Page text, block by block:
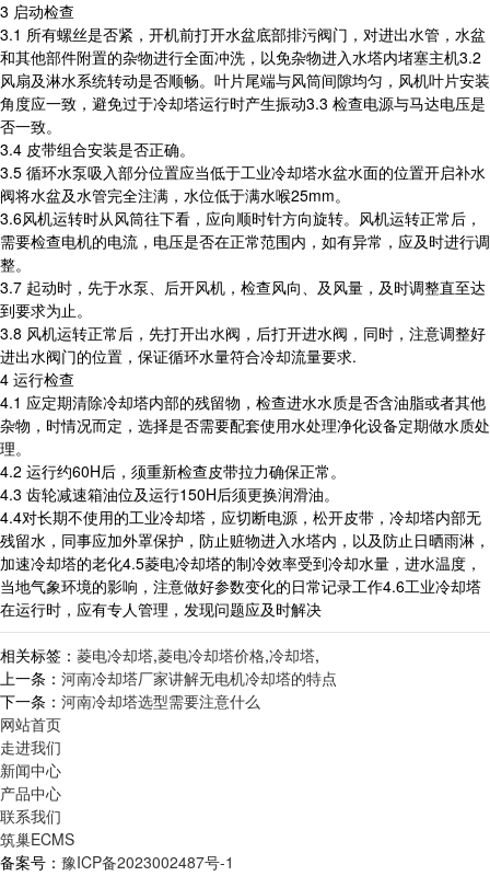
3 启动检查
3.1 所有螺丝是否紧，开机前打开水盆底部排污阀门，对进出水管，水盆
和其他部件附置的杂物进行全面冲洗，以免杂物进入水塔内堵塞主机3.2
风扇及淋水系统转动是否顺畅。叶片尾端与风筒间隙均匀，风机叶片安装
角度应一致，避免过于冷却塔运行时产生振动3.3 检查电源与马达电压是
否一致。
3.4 皮带组合安装是否正确。
3.5 循环水泵吸入部分位置应当低于工业冷却塔水盆水面的位置开启补水
阀将水盆及水管完全注满，水位低于满水喉25mm。
3.6风机运转时从风筒往下看，应向顺时针方向旋转。风机运转正常后，
需要检查电机的电流，电压是否在正常范围内，如有异常，应及时进行调
整。
3.7 起动时，先于水泵、后开风机，检查风向、及风量，及时调整直至达
到要求为止。
3.8 风机运转正常后，先打开出水阀，后打开进水阀，同时，注意调整好
进出水阀门的位置，保证循环水量符合冷却流量要求.
4 运行检查
4.1 应定期清除冷却塔内部的残留物，检查进水水质是否含油脂或者其他
杂物，时情况而定，选择是否需要配套使用水处理净化设备定期做水质处
理。
4.2 运行约60H后，须重新检查皮带拉力确保正常。
4.3 齿轮减速箱油位及运行150H后须更换润滑油。
4.4对长期不使用的工业冷却塔，应切断电源，松开皮带，冷却塔内部无
残留水，同事应加外罩保护，防止赃物进入水塔内，以及防止日晒雨淋，
加速冷却塔的老化4.5菱电冷却塔的制冷效率受到冷却水量，进水温度，
当地气象环境的影响，注意做好参数变化的日常记录工作4.6工业冷却塔
在运行时，应有专人管理，发现问题应及时解决
相关标签： 菱电冷却塔,菱电冷却塔价格,冷却塔,
上一条： 河南冷却塔厂家讲解无电机冷却塔的特点
下一条： 河南冷却塔选型需要注意什么
网站首页
走进我们
新闻中心
产品中心
联系我们
筑巢ECMS
备案号： 豫ICP备2023002487号-1